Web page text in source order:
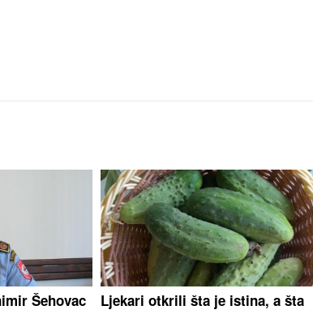
Šehovac
Ljekari otkrili šta je istina, a šta